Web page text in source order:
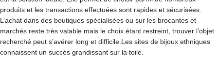
produits et les transactions effectuées sont rapides et sécurisées.
L’achat dans des boutiques spécialisées ou sur les brocantes et
marchés reste très valable mais le choix étant restreint, trouver l’objet
recherché peut s’avérer long et difficile.Les sites de bijoux ethniques
connaissent un succès grandissant sur la toile.